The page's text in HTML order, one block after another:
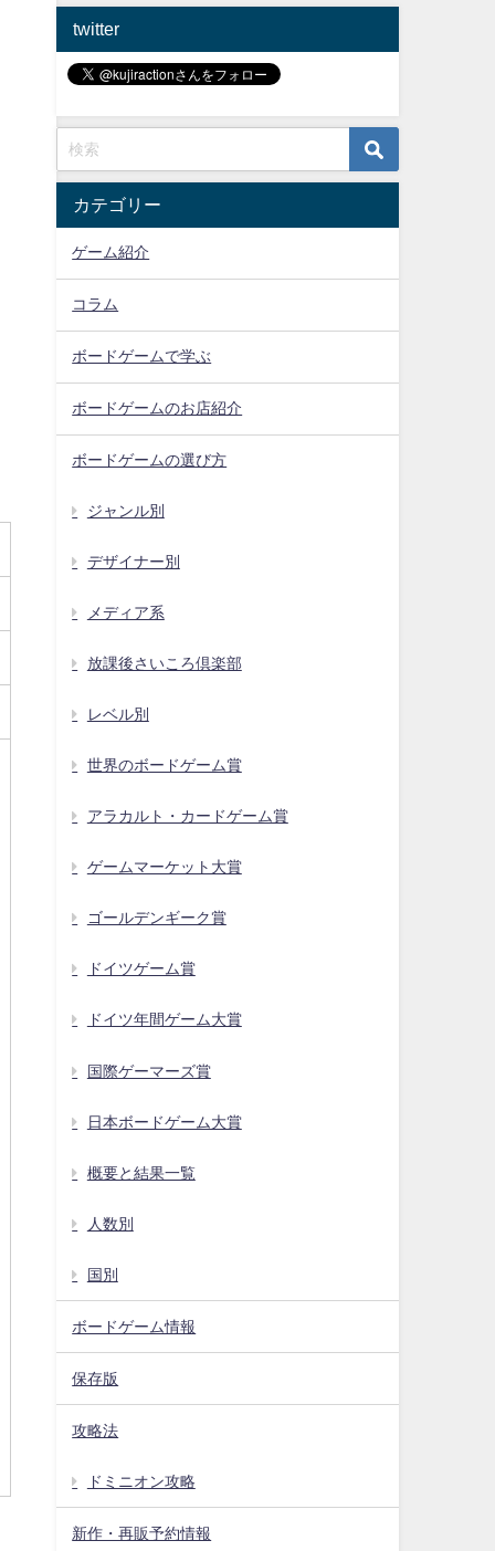
twitter
カテゴリー
ゲーム紹介
コラム
ボードゲームで学ぶ
ボードゲームのお店紹介
ボードゲームの選び方
ジャンル別
デザイナー別
メディア系
放課後さいころ倶楽部
レベル別
世界のボードゲーム賞
アラカルト・カードゲーム賞
ゲームマーケット大賞
ゴールデンギーク賞
ドイツゲーム賞
ドイツ年間ゲーム大賞
国際ゲーマーズ賞
日本ボードゲーム大賞
概要と結果一覧
人数別
国別
ボードゲーム情報
保存版
攻略法
ドミニオン攻略
新作・再販予約情報